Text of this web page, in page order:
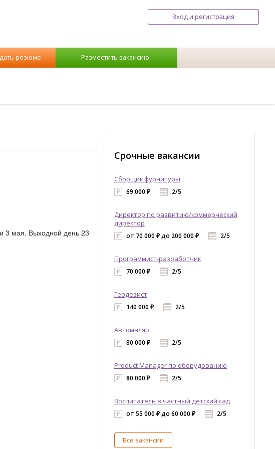
Вход и регистрация
резюме Разместить вакансию
3 мая. Выходной день 23
Срочные вакансии
Сборщик фурнитуры
69 000 ₽ 2/5
Директор по развитию/коммерческий
директор
от 70 000 ₽ до 200 000 ₽ 2/5
Программист-разработчик
70 000 ₽ 2/5
Геодезист
140 000 ₽ 2/5
Автомаляр
80 000 ₽ 2/5
Product Manager по оборудованию
80 000 ₽ 2/5
Воспитатель в частный детский сад
от 55 000 ₽ до 60 000 ₽ 2/5
Все вакансии